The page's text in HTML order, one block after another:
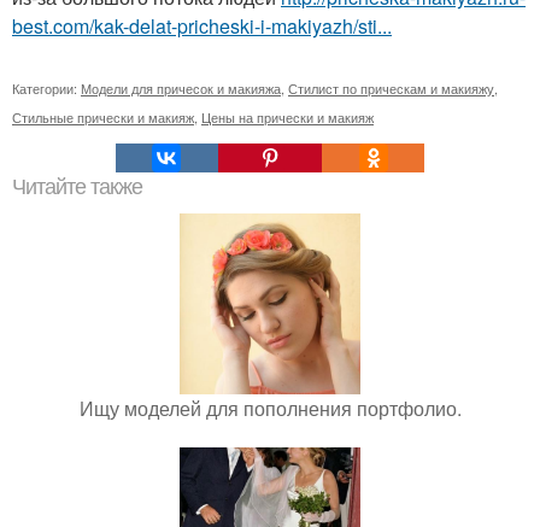
best.com/kak-delat-pricheski-i-makiyazh/sti...
Категории: Модели для причесок и макияжа Стилист по прическам и макияжу
Стильные прически и макияж Цены на прически и макияж
Читайте также
Ищу моделей для пополнения портфолио.